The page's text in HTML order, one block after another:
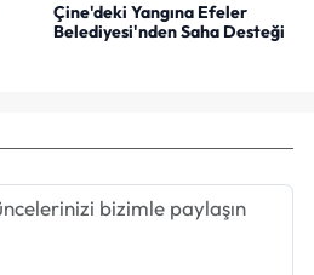
Çine'deki Yangına Efeler
Belediyesi'nden Saha Desteği